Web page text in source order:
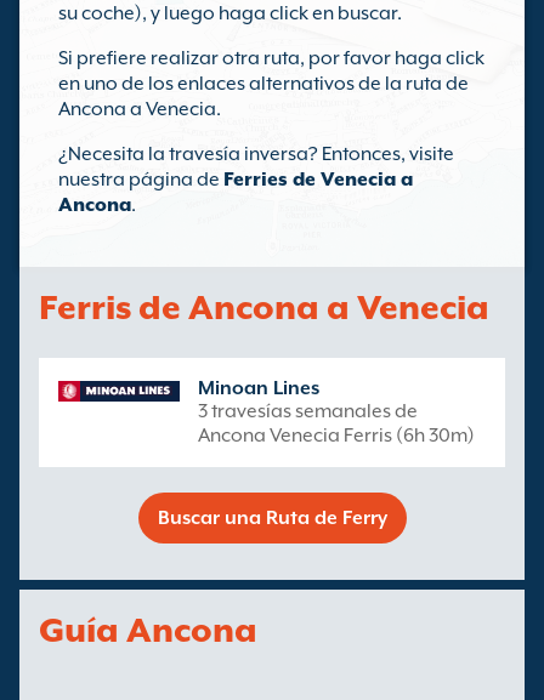
su coche), y luego haga click en buscar.
Si prefiere realizar otra ruta, por favor haga click
en uno de los enlaces alternativos de la ruta de
Ancona a Venecia.
¿Necesita la travesía inversa? Entonces, visite
nuestra página de Ferries de Venecia a
Ancona.
Ferris de Ancona a Venecia
Minoan Lines
3 travesías semanales de
Ancona Venecia Ferris (6h 30m)
Buscar una Ruta de Ferry
Guía Ancona